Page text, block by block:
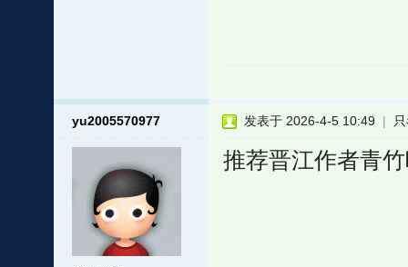
yu2005570977 发表于 2026-4-5 10:49 |
推荐晋江作者青